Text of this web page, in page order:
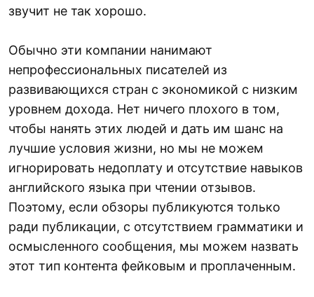
звучит не так хорошо.
Обычно эти компании нанимают
непрофессиональных писателей из
развивающихся стран с экономикой с низким
уровнем дохода. Нет ничего плохого в том,
чтобы нанять этих людей и дать им шанс на
лучшие условия жизни, но мы не можем
игнорировать недоплату и отсутствие навыков
английского языка при чтении отзывов.
Поэтому, если обзоры публикуются только
ради публикации, с отсутствием грамматики и
осмысленного сообщения, мы можем назвать
этот тип контента фейковым и проплаченным.